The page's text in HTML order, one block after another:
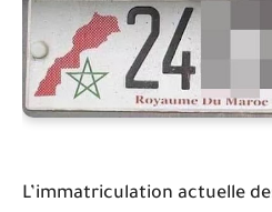
L’immatriculation actuelle